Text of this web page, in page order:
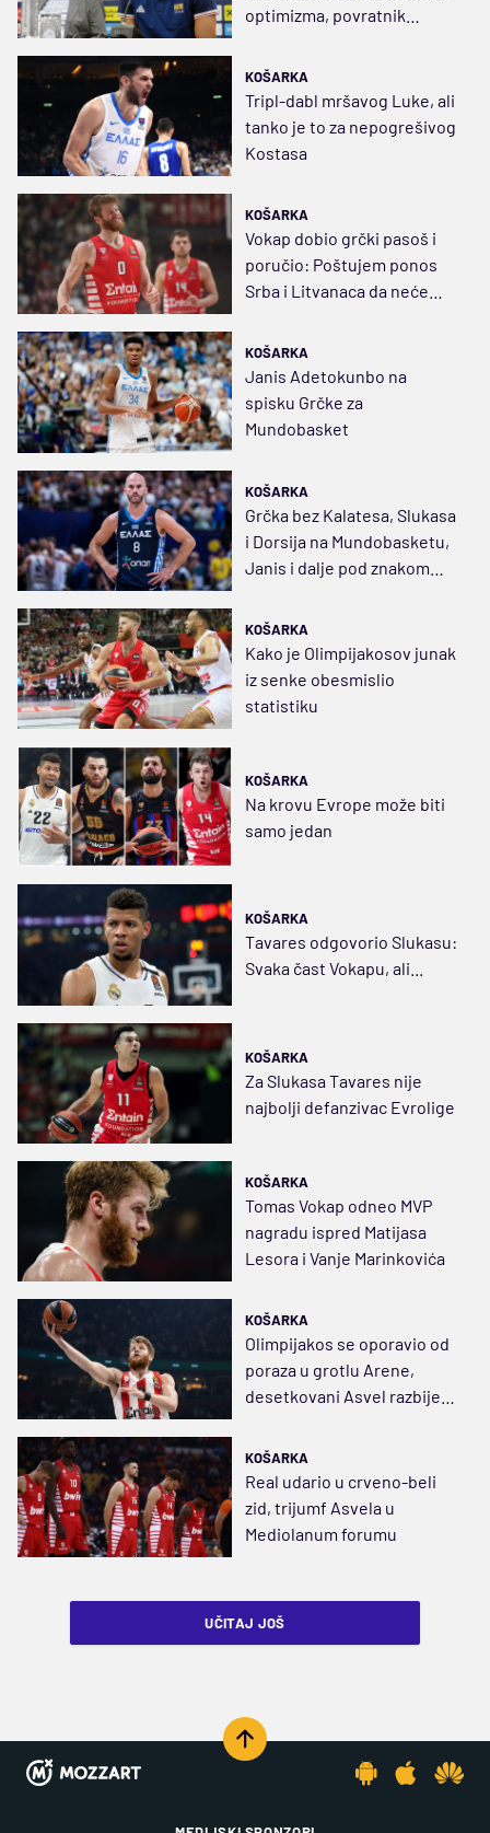
optimizma, povratnik
KOŠARKA
Tripl-dabl mršavog Luke, ali
tanko je to za nepogrešivog
Kostasa
KOŠARKA
Vokap dobio grčki pasoš i
poručio: Poštujem ponos
Srba i Litvanaca da neće
KOŠARKA
Janis Adetokunbo na
spisku Grčke za
Mundobasket
KOŠARKA
Grčka bez Kalatesa, Slukasa
i Dorsija na Mundobasketu,
Janis i dalje pod znakom
KOŠARKA
Kako je Olimpijakosov junak
iz senke obesmislio
statistiku
KOŠARKA
Na krovu Evrope može biti
samo jedan
KOŠARKA
Tavares odgovorio Slukasu:
Svaka čast Vokapu, ali...
KOŠARKA
Za Slukasa Tavares nije
najbolji defanzivac Evrolige
KOŠARKA
Tomas Vokap odneo MVP
nagradu ispred Matijasa
Lesora i Vanje Marinkovića
KOŠARKA
Olimpijakos se oporavio od
poraza u grotlu Arene,
desetkovani Asvel razbijen
KOŠARKA
Real udario u crveno-beli
zid, trijumf Asvela u
Mediolanum forumu
UČITAJ JOŠ